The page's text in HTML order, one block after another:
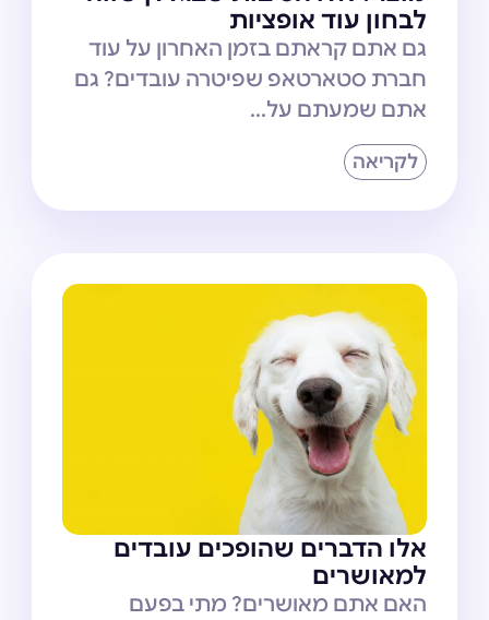
לבחון עוד אופציות
גם אתם קראתם בזמן האחרון על עוד
חברת סטארטאפ שפיטרה עובדים? גם
אתם שמעתם על...
לקריאה
אלו הדברים שהופכים עובדים
למאושרים
האם אתם מאושרים? מתי בפעם